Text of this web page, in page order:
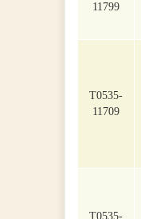
11799
T0535-
11709
T0535-